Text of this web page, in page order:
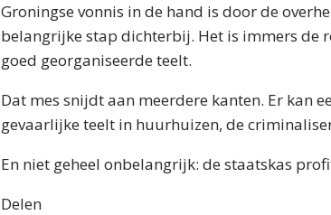
Groningse vonnis in de hand is door de
belangrijke stap dichterbij. Het is immers de
goed georganiseerde teelt.
Dat mes snijdt aan meerdere kanten. Er kan
gevaarlijke teelt in huurhuizen, de
En niet geheel onbelangrijk: de staatskas
Delen